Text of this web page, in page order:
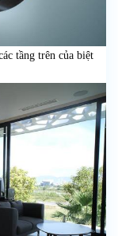
tầng trên của biệt